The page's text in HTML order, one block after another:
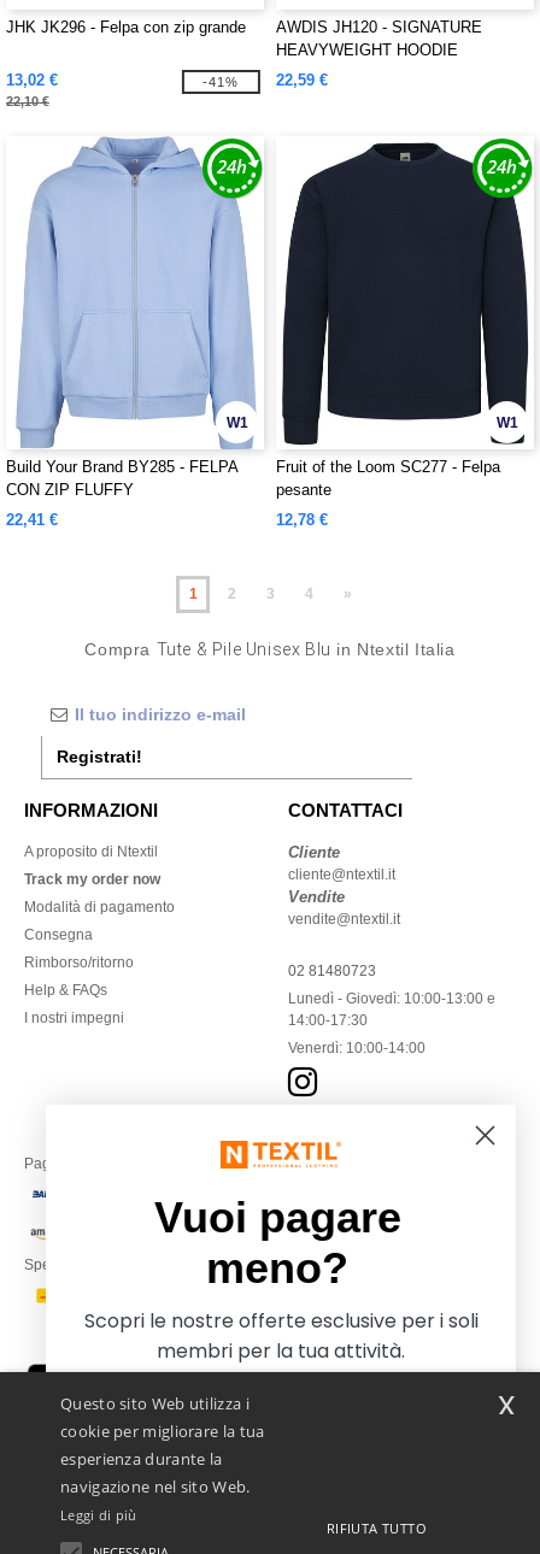
JHK JK296 - Felpa con zip grande
13,02 €
22,10 €
-41%
AWDIS JH120 - SIGNATURE
HEAVYWEIGHT HOODIE
22,59 €
W1
Build Your Brand BY285 - FELPA
CON ZIP FLUFFY
22,41 €
W1
Fruit of the Loom SC277 - Felpa
pesante
12,78 €
1 2 3 4 »
Compra Tute & Pile Unisex Blu in Ntextil Italia
Registrati!
INFORMAZIONI
A proposito di Ntextil
Track my order now
Modalità di pagamento
Consegna
Rimborso/ritorno
Help & FAQs
I nostri impegni
CONTATTACI
Cliente
cliente@ntextil.it
Vendite
vendite@ntextil.it
02 81480723
Lunedì - Giovedì: 10:00-13:00 e
14:00-17:30
Venerdì: 10:00-14:00
Paga con
Spediamo con
Netenders Italy SRL — Registered office GALLERIA DEL CORSO 1 -
Questo sito Web utilizza i
cookie per migliorare la tua
esperienza durante la
navigazione nel sito Web.
Leggi di più
RIFIUTA TUTTO
x
Vuoi pagare
meno?
Scopri le nostre offerte esclusive per i soli
membri per la tua attività.